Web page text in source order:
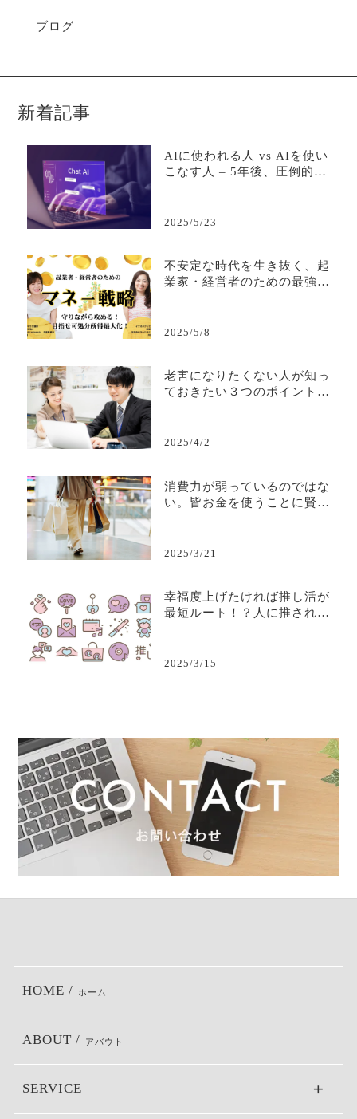
ブログ
新着記事
AIに使われる人 vs AIを使い
こなす人 – 5年後、圧倒的な
2025/5/23
不安定な時代を生き抜く、起
業家・経営者のための最強マ
2025/5/8
老害になりたくない人が知っ
ておきたい３つのポイント—
2025/4/2
消費力が弱っているのではな
い。皆お金を使うことに賢く
2025/3/21
幸福度上げたければ推し活が
最短ルート！？人に推される
2025/3/15
HOME / ホーム
ABOUT / アバウト
SERVICE